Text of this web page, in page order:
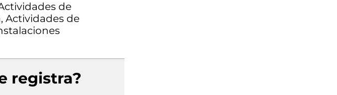
de
Actividades de
registra?